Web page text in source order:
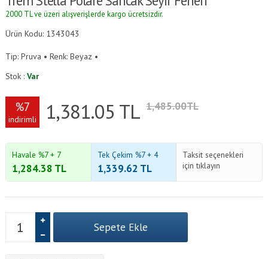
2000 TL ve üzeri alışverişlerde kargo ücretsizdir.
Ürün Kodu: 1343043
Tip: Pruva • Renk: Beyaz •
Stok :Var
%7
indirimli 1,381.05 TL 1,485.00TL
Havale %7 + 7
1,284.38 TL
Tek Çekim %7 + 4
1,339.62 TL
Taksit seçenekleri
için tıklayın